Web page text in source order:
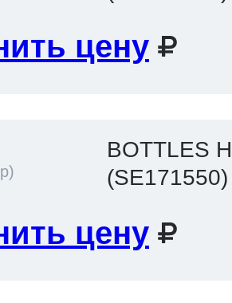
цену
BOTTLES
(SE171550)
цену